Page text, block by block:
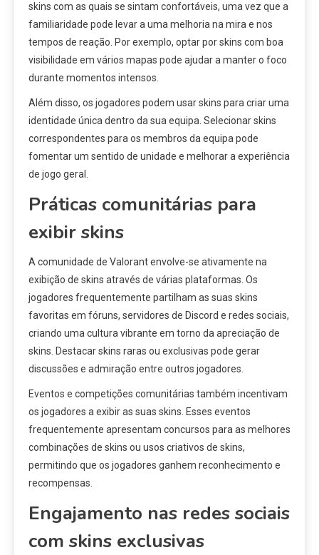
skins com as quais se sintam confortáveis, uma vez que a
familiaridade pode levar a uma melhoria na mira e nos
tempos de reação. Por exemplo, optar por skins com boa
visibilidade em vários mapas pode ajudar a manter o foco
durante momentos intensos.
Além disso, os jogadores podem usar skins para criar uma
identidade única dentro da sua equipa. Selecionar skins
correspondentes para os membros da equipa pode
fomentar um sentido de unidade e melhorar a experiência
de jogo geral.
Práticas comunitárias para
exibir skins
A comunidade de Valorant envolve-se ativamente na
exibição de skins através de várias plataformas. Os
jogadores frequentemente partilham as suas skins
favoritas em fóruns, servidores de Discord e redes sociais,
criando uma cultura vibrante em torno da apreciação de
skins. Destacar skins raras ou exclusivas pode gerar
discussões e admiração entre outros jogadores.
Eventos e competições comunitárias também incentivam
os jogadores a exibir as suas skins. Esses eventos
frequentemente apresentam concursos para as melhores
combinações de skins ou usos criativos de skins,
permitindo que os jogadores ganhem reconhecimento e
recompensas.
Engajamento nas redes sociais
com skins exclusivas